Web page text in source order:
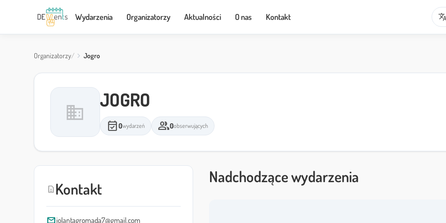
Wydarzenia Organizatorzy Aktualności O nas Kontakt translate
Organizatorzy Jogro
domain
JOGRO
event_available0wydarzeń group0obserwujących
contact_page Kontakt
mailjolantagromada7@gmail.com
Nadchodzące wydarzenia